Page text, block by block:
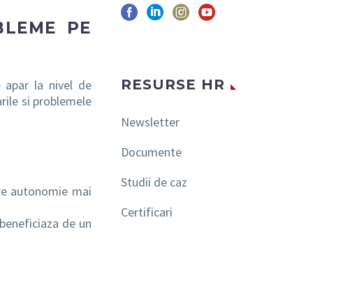
PE
apar la nivel de
si problemele
autonomie mai
de un
RESURSE HR
Newsletter
Documente
Studii de caz
Certificari